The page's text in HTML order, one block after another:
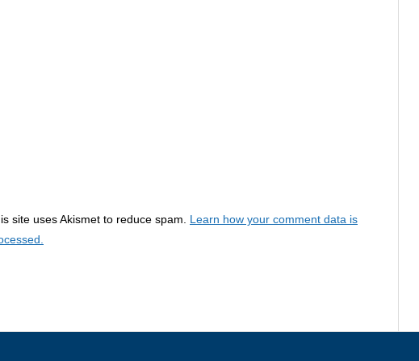
site uses Akismet to reduce spam. Learn how your comment data is